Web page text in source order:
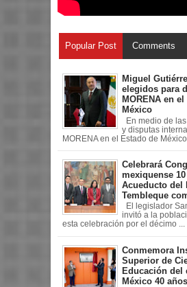
Popular Post Comments
Miguel
elegidos para
MORENA en
México
En medio de
y disputas
MORENA en el Estado de México
Celebrará
mexiquense 10
Acueducto del
Tembleque
El legislador
invitó a la
esta celebración por el décimo ...
Conmemora
Superior de
Educación del
México 40